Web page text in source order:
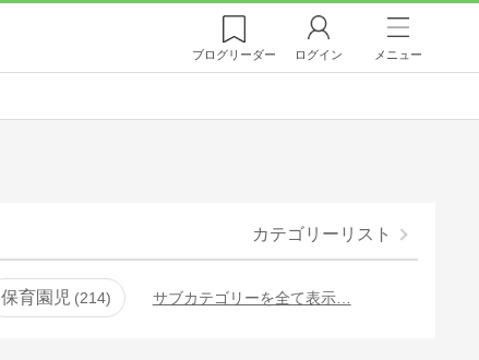
ブログリーダー ログイン メニュー
カテゴリーリスト
保育園児 214 サブカテゴリーを全て表示…